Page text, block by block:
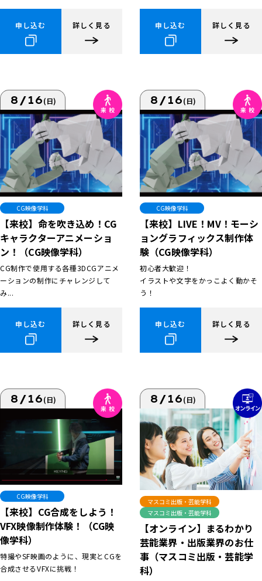
申し込む 詳しく見る 申し込む 詳しく見る
8/16(日)
CG映像学科
【来校】命を吹き込め！CG
キャラクターアニメーショ
ン！（CG映像学科）
CG制作で使用する各種3DCGアニメ
ーションの制作にチャレンジして
み...
申し込む 詳しく見る
8/16(日)
CG映像学科
【来校】LIVE！MV！モーシ
ョングラフィックス制作体
験（CG映像学科）
初心者大歓迎！
イラストや文字をかっこよく動かそ
う！
申し込む 詳しく見る
8/16(日)
CG映像学科
【来校】CG合成をしよう！
VFX映像制作体験！（CG映
像学科）
特撮やSF映画のように、現実とCGを
合成させるVFXに挑戦！
8/16(日)
マスコミ出版・芸能学科
マスコミ出版・芸能学科
【オンライン】まるわかり
芸能業界・出版業界のお仕
事（マスコミ出版・芸能学
科）